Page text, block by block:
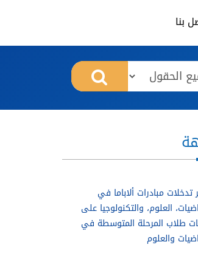
بنا
تدخلات مبادرات ألاباما في
العلوم، والتكنولوجيا على
طلاب المرحلة المتوسطة في
والعلوم